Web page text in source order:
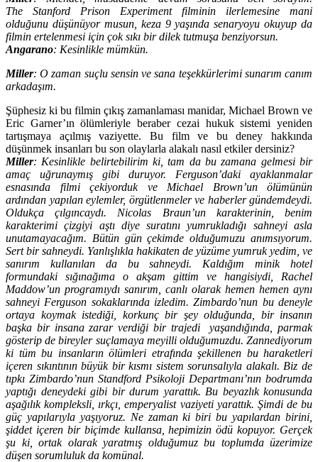
The Stanford Prison Experiment filminin ilerlemesine mani
olduğunu düşünüyor musun, keza 9 yaşında senaryoyu okuyup da
filmin ertelenmesi için çok sıkı bir dilek tutmuşa benziyorsun.
Angarano: Kesinlikle mümkün.
Miller: O zaman suçlu sensin ve sana teşekkürlerimi sunarım canım
arkadaşım.
Şüphesiz ki bu filmin çıkış zamanlaması manidar, Michael Brown ve
Eric Garner’ın ölümleriyle beraber cezai hukuk sistemi yeniden
tartışmaya açılmış vaziyette. Bu film ve bu deney hakkında
düşünmek insanları bu son olaylarla alakalı nasıl etkiler dersiniz?
Miller: Kesinlikle belirtebilirim ki, tam da bu zamana gelmesi bir
amaç uğrunaymış gibi duruyor. Ferguson’daki ayaklanmalar
esnasında filmi çekiyorduk ve Michael Brown’un ölümünün
ardından yapılan eylemler, örgütlenmeler ve haberler gündemdeydi.
Oldukça çılgıncaydı. Nicolas Braun’un karakterinin, benim
karakterimi çizgiyi aştı diye suratını yumrukladığı sahneyi asla
unutamayacağım. Bütün gün çekimde olduğumuzu anımsıyorum.
Sert bir sahneydi. Yanlışlıkla hakikaten de yüzüme yumruk yedim, ve
sanırım kullanılan da bu sahneydi. Kaldığım minik hotel
formundaki sığınağıma o akşam gittim ve hangisiydi, Rachel
Maddow’un programıydı sanırım, canlı olarak hemen hemen aynı
sahneyi Ferguson sokaklarında izledim. Zimbardo’nun bu deneyle
ortaya koymak istediği, korkunç bir şey olduğunda, bir insanın
başka bir insana zarar verdiği bir trajedi yaşandığında, parmak
gösterip de bireyler suçlamaya meyilli olduğumuzdu. Zannediyorum
ki tüm bu insanların ölümleri etrafında şekillenen bu haraketleri
içeren sıkıntının büyük bir kısmı sistem sorunsalıyla alakalı. Biz de
tıpkı Zimbardo’nun Standford Psikoloji Departmanı’nın bodrumda
yaptığı deneydeki gibi bir durum yarattık. Bu beyazlık konusunda
aşağılık kompleksli, ırkçı, emperyalist vaziyeti yarattık. Şimdi de bu
güç yapılarıyla yaşıyoruz. Ne zaman ki biri bu yapılardan birini,
şiddet içeren bir biçimde kullansa, hepimizin ödü kopuyor. Gerçek
şu ki, ortak olarak yaratmış olduğumuz bu toplumda üzerimize
düşen sorumluluk da komünal.